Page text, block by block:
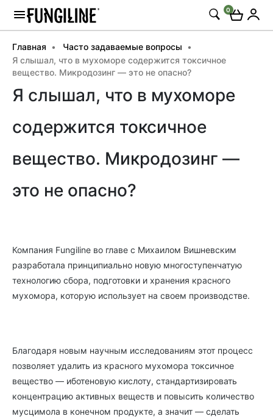
0
Главная
Часто задаваемые вопросы
Я слышал, что в мухоморе содержится токсичное
вещество. Микродозинг — это не опасно?
Я слышал, что в мухоморе
содержится токсичное
вещество. Микродозинг —
это не опасно?
Компания Fungiline во главе с Михаилом Вишневским
разработала принципиально новую многоступенчатую
технологию сбора, подготовки и хранения красного
мухомора, которую использует на своем производстве.
Благодаря новым научным исследованиям этот процесс
позволяет удалить из красного мухомора токсичное
вещество — иботеновую кислоту, стандартизировать
концентрацию активных веществ и повысить количество
мусцимола в конечном продукте, а значит — сделать